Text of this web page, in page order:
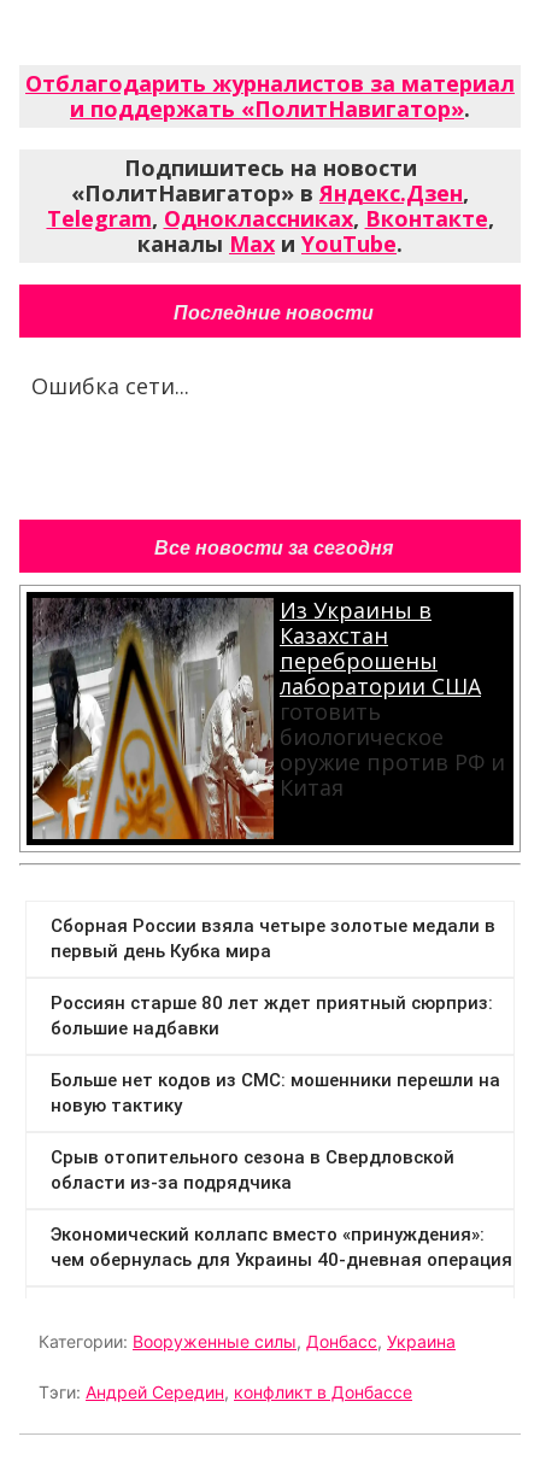
Отблагодарить журналистов за материал
и поддержать «ПолитНавигатор».
Подпишитесь на новости
«ПолитНавигатор» вЯндекс.Дзен,
Telegram, Одноклассниках, Вконтакте,
каналы Max и YouTube.
Последние новости
Ошибка сети...
Все новости за сегодня
Из Украины в
Казахстан
переброшены
лаборатории США
готовить
биологическое
оружие против РФ и
Китая
Категории: Вооруженные силы, Донбасс, Украина
Тэги: Андрей Середин, конфликт в Донбассе